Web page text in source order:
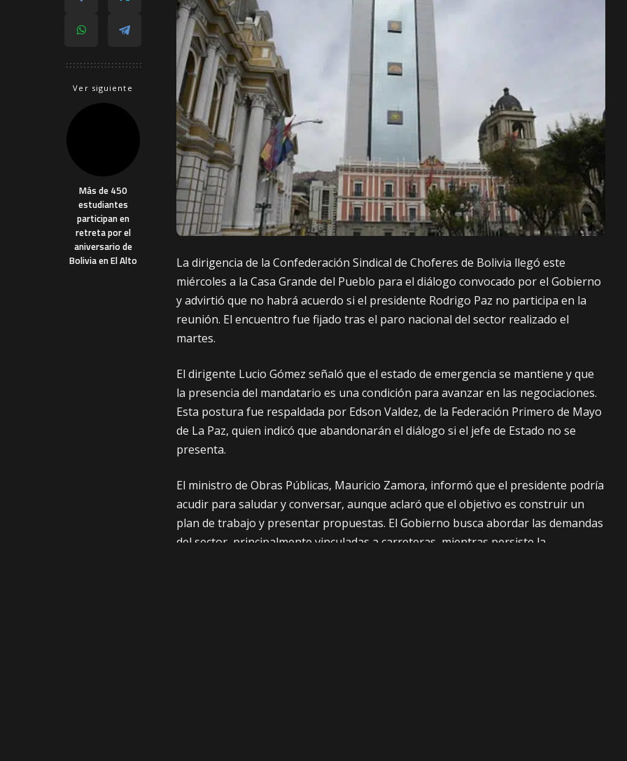
Ver siguiente
Más de 450
estudiantes
participan en
retreta por el
aniversario de
Bolivia en El Alto
La dirigencia de la Confederación Sindical de Choferes de Bolivia llegó este
miércoles a la Casa Grande del Pueblo para el diálogo convocado por el Gobierno
y advirtió que no habrá acuerdo si el presidente Rodrigo Paz no participa en la
reunión. El encuentro fue fijado tras el paro nacional del sector realizado el
martes.
El dirigente Lucio Gómez señaló que el estado de emergencia se mantiene y que
la presencia del mandatario es una condición para avanzar en las negociaciones.
Esta postura fue respaldada por Edson Valdez, de la Federación Primero de Mayo
de La Paz, quien indicó que abandonarán el diálogo si el jefe de Estado no se
presenta.
El ministro de Obras Públicas, Mauricio Zamora, informó que el presidente podría
acudir para saludar y conversar, aunque aclaró que el objetivo es construir un
plan de trabajo y presentar propuestas. El Gobierno busca abordar las demandas
del sector, principalmente vinculadas a carreteras, mientras persiste la